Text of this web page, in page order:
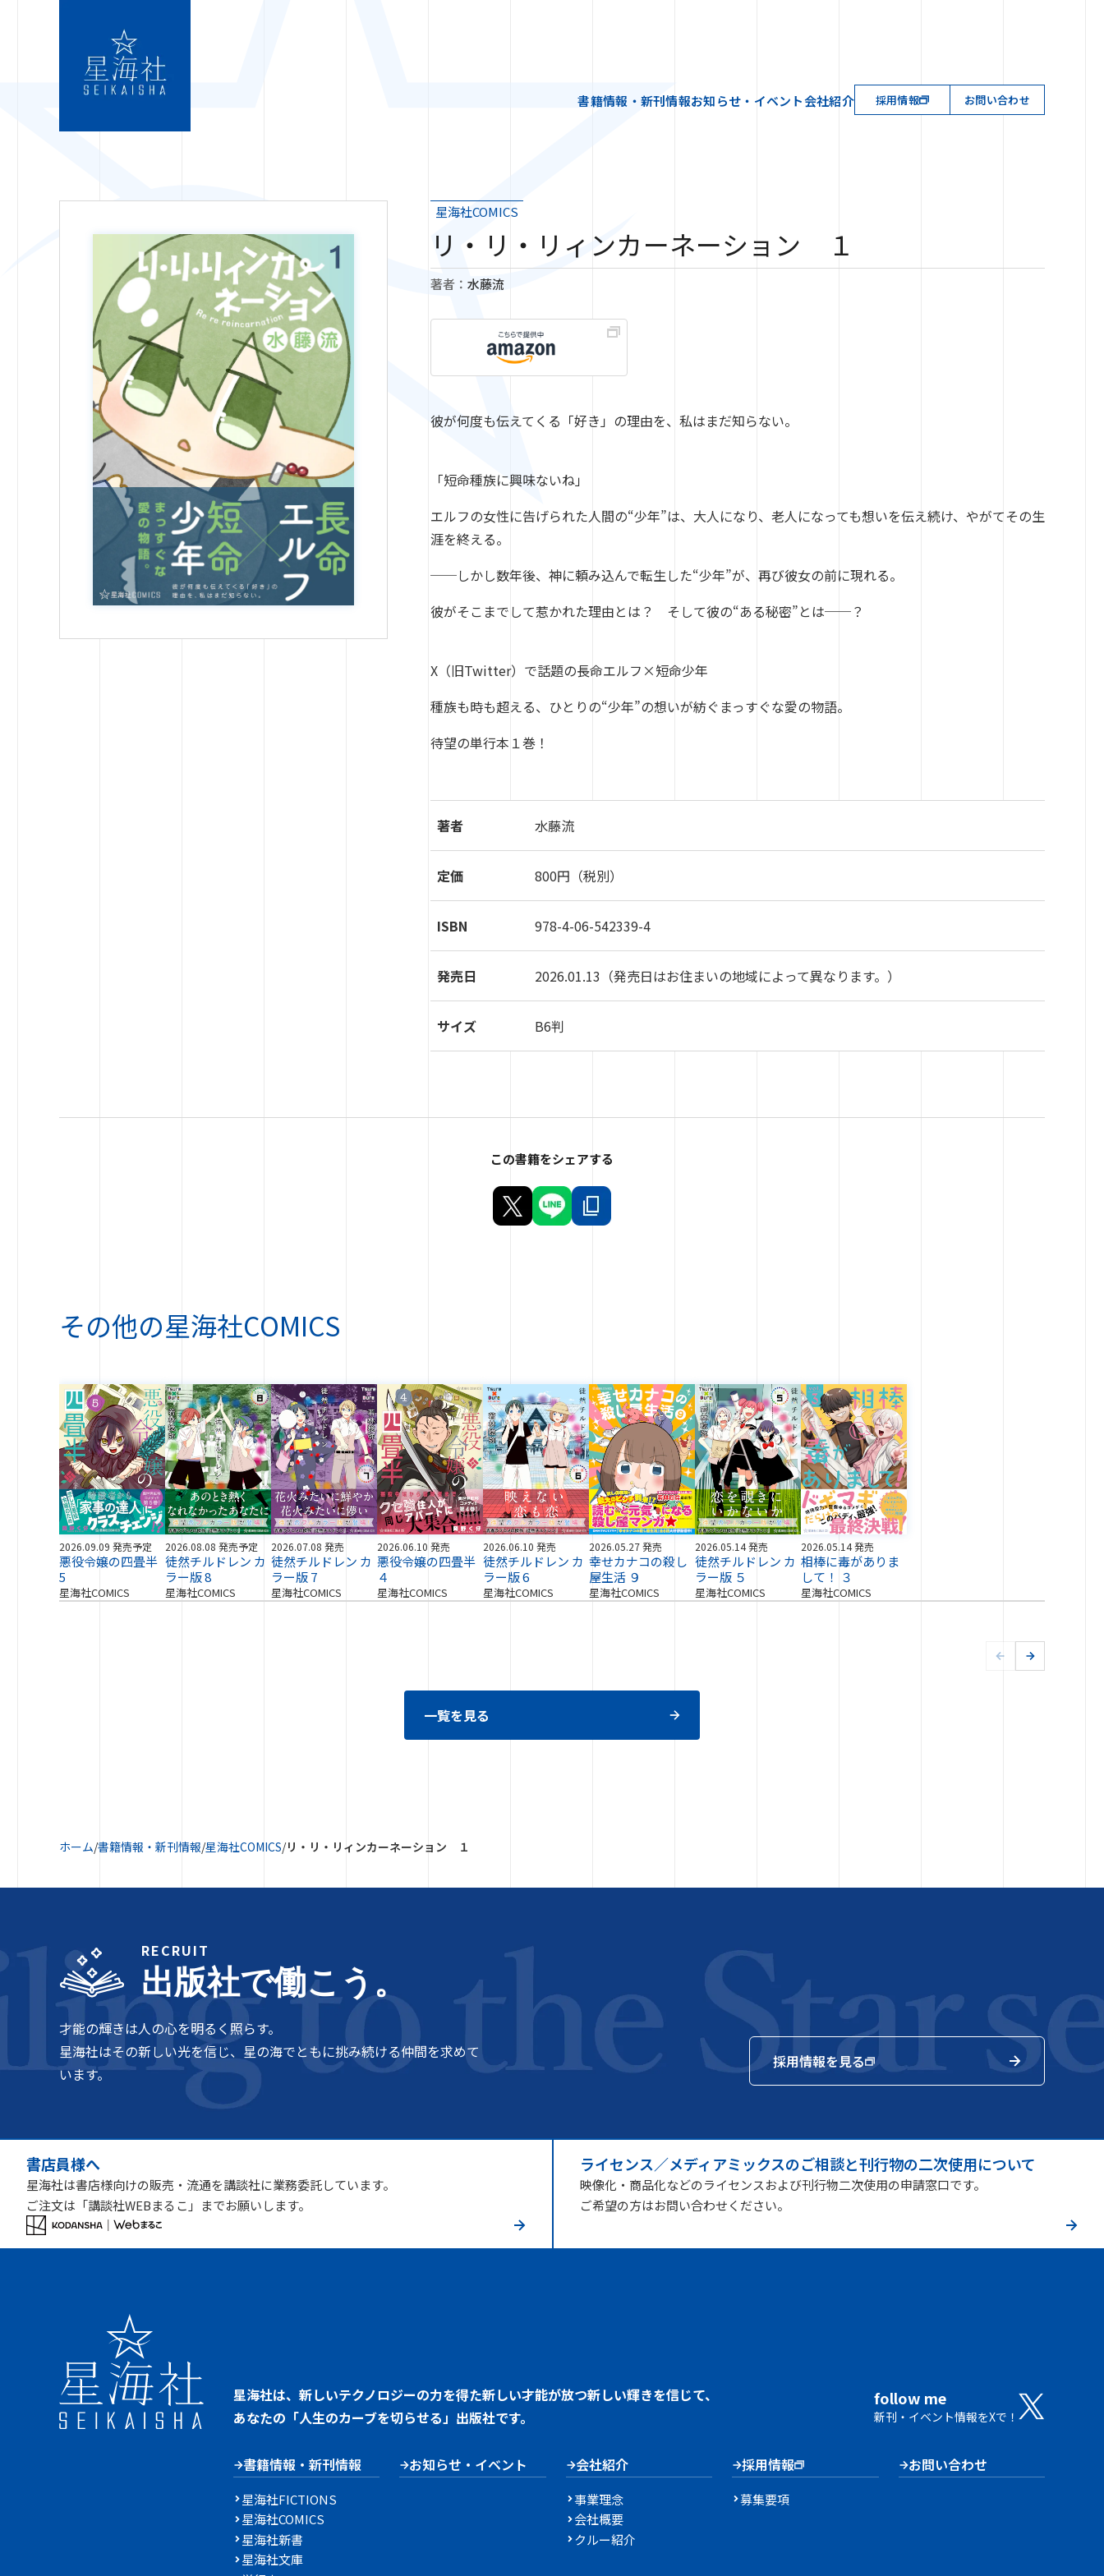
書籍情報・新刊情報お知らせ・イベント会社紹介 採用情報 お問い合わせ
星海社COMICS
リ・リ・リィンカーネーション １
著者： 水藤流
彼が何度も伝えてくる「好き」の理由を、私はまだ知らない。
「短命種族に興味ないね」
エルフの女性に告げられた人間の“少年”は、大人になり、老人になっても想いを伝え続け、やがてその生
涯を終える。
──しかし数年後、神に頼み込んで転生した“少年”が、再び彼女の前に現れる。
彼がそこまでして惹かれた理由とは？ そして彼の“ある秘密”とは──？
X（旧Twitter）で話題の長命エルフ×短命少年
種族も時も超える、ひとりの“少年”の想いが紡ぐまっすぐな愛の物語。
待望の単行本１巻！
著者 水藤流
定価 800円（税別）
ISBN 978-4-06-542339-4
発売日 2026.01.13 （発売日はお住まいの地域によって異なります。）
サイズ B6判
この書籍をシェアする
その他の星海社COMICS
2026.09.09 発売予定
悪役令嬢の四畳半
5
星海社COMICS
2026.08.08 発売予定
徒然チルドレン カ
ラー版 8
星海社COMICS
2026.07.08 発売
徒然チルドレン カ
ラー版 7
星海社COMICS
2026.06.10 発売
悪役令嬢の四畳半
４
星海社COMICS
2026.06.10 発売
徒然チルドレン カ
ラー版 6
星海社COMICS
2026.05.27 発売
幸せカナコの殺し
屋生活 ９
星海社COMICS
2026.05.14 発売
徒然チルドレン カ
ラー版 ５
星海社COMICS
2026.05.14 発売
相棒に毒がありま
して！ ３
星海社COMICS
一覧を見る
ホーム/書籍情報・新刊情報/星海社COMICS/リ・リ・リィンカーネーション １
RECRUIT
出版社で働こう。
才能の輝きは人の心を明るく照らす。
星海社はその新しい光を信じ、星の海でともに挑み続ける仲間を求めて
います。
採用情報を見る
書店員様へ
星海社は書店様向けの販売・流通を講談社に業務委託しています。
ご注文は「講談社WEBまるこ」までお願いします。
ライセンス／メディアミックスのご相談と刊行物の二次使用について
映像化・商品化などのライセンスおよび刊行物二次使用の申請窓口です。
ご希望の方はお問い合わせください。
星海社は、新しいテクノロジーの力を得た新しい才能が放つ新しい輝きを信じて、
あなたの「人生のカーブを切らせる」出版社です。
follow me
新刊・イベント情報をXで！
書籍情報・新刊情報
星海社FICTIONS
星海社COMICS
星海社新書
星海社文庫
お知らせ・イベント 会社紹介
事業理念
会社概要
クルー紹介
採用情報
募集要項
お問い合わせ